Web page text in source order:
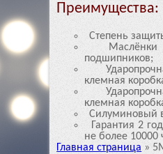
Преимущества:
Степень
подшипников;
клемная
клемная
Силуминовый
Гарантия 2
не более 10000
Главная страница »